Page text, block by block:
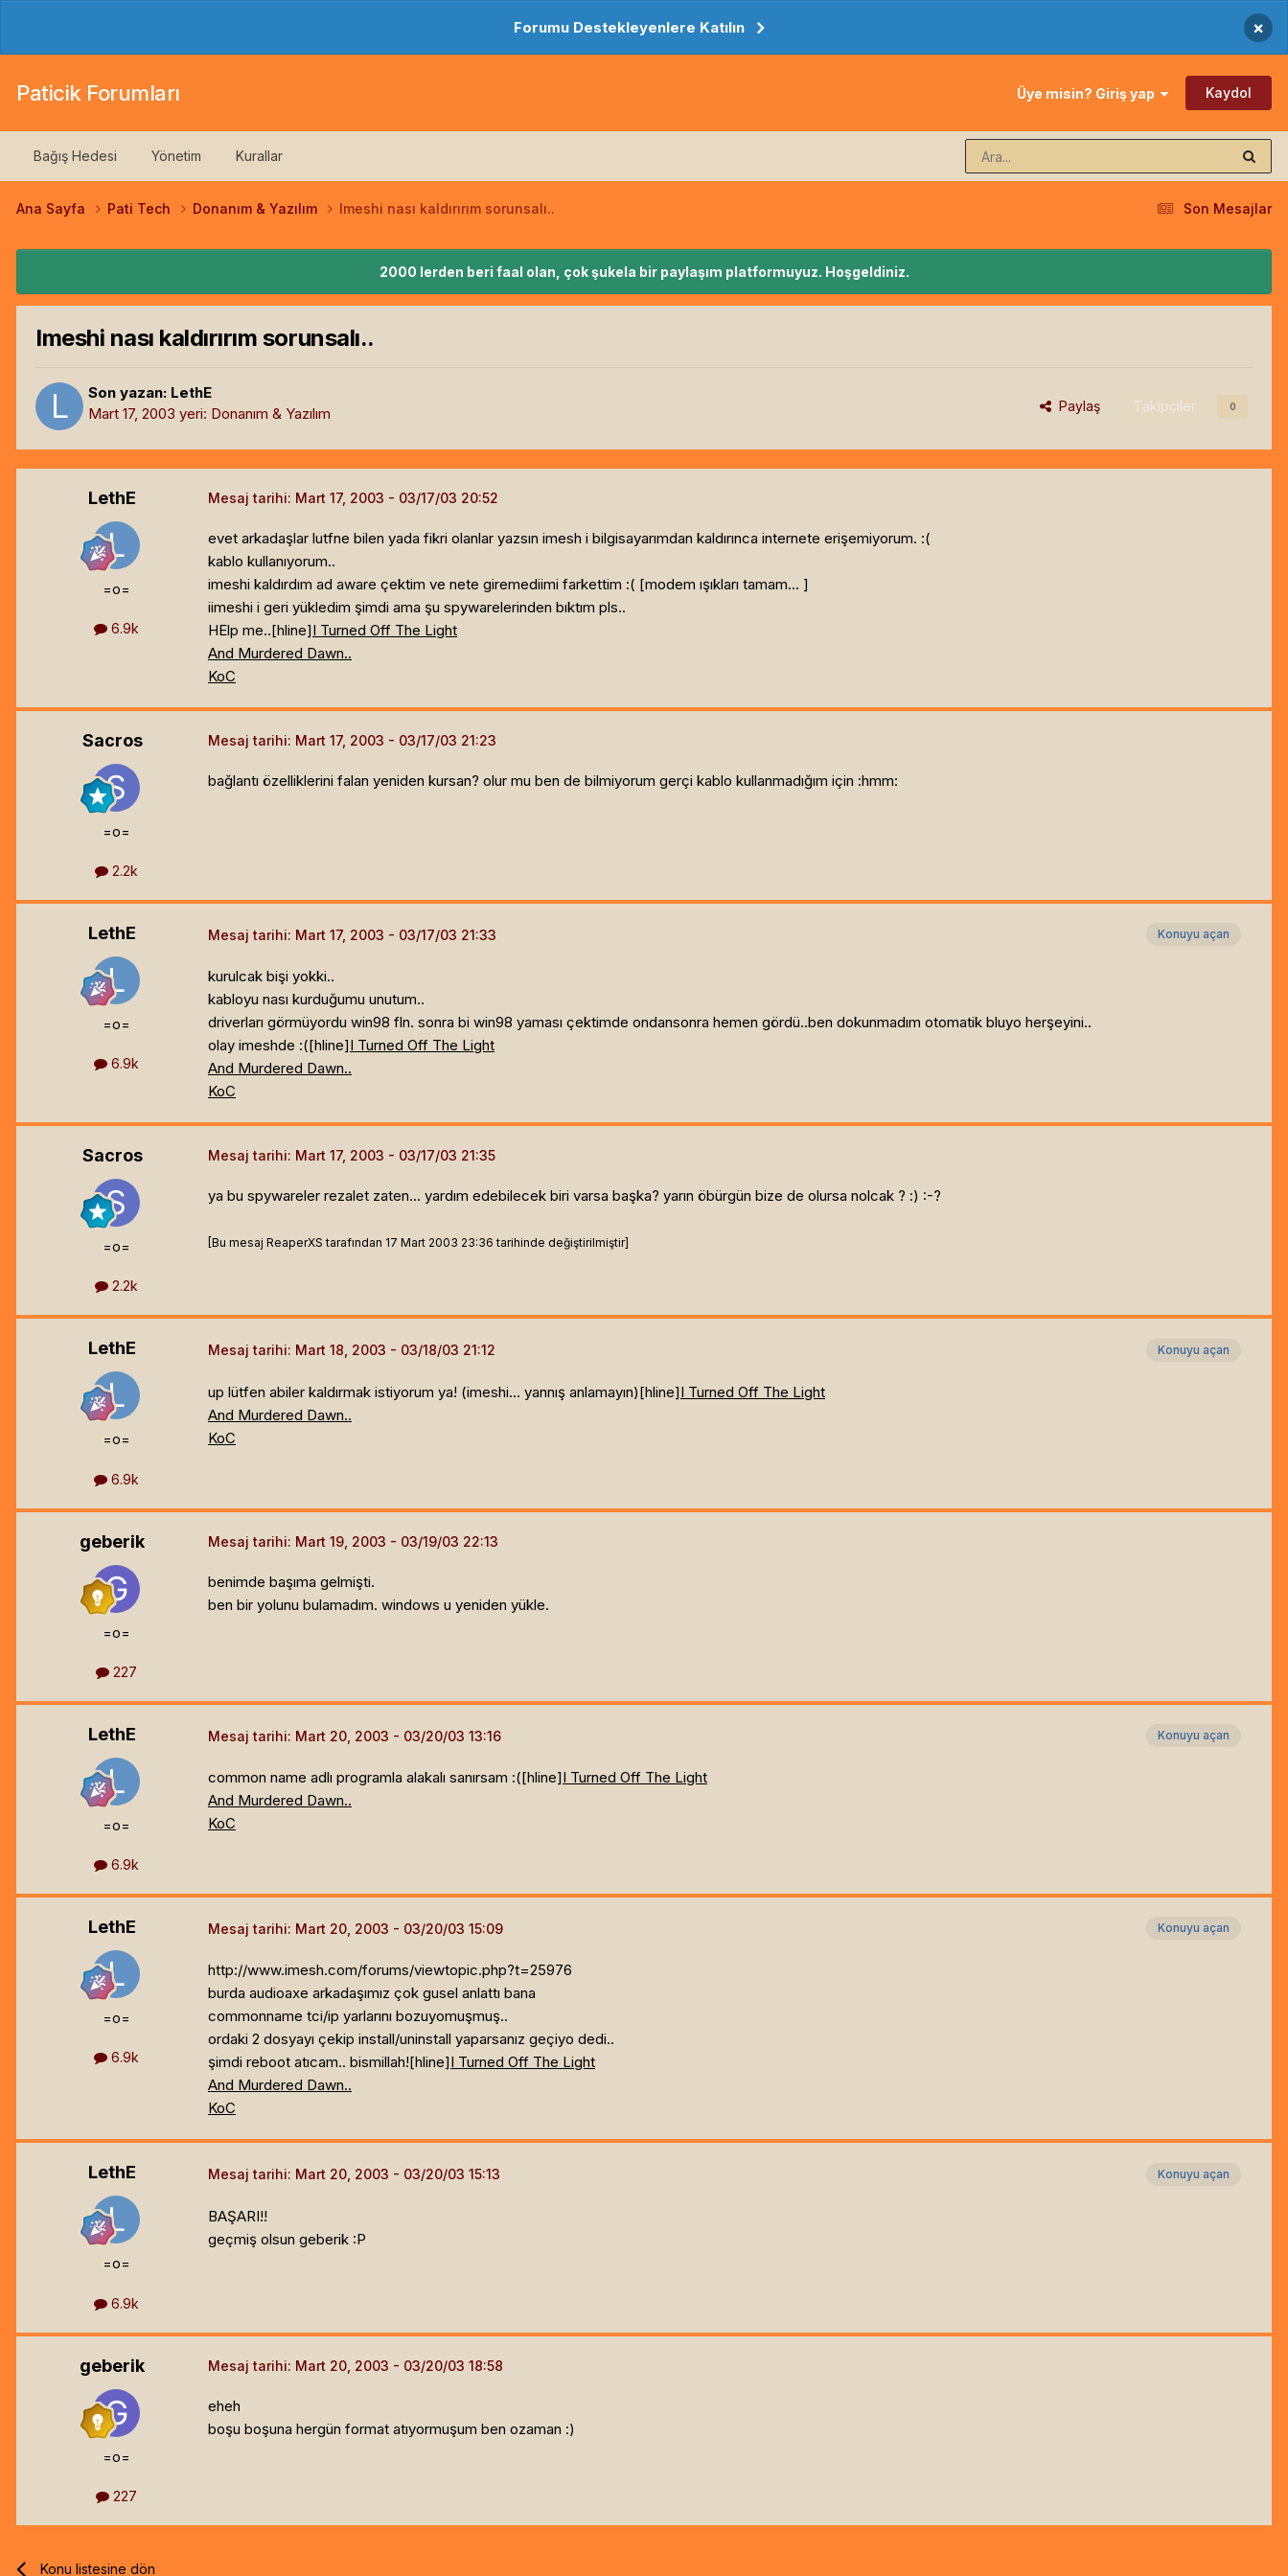
Forumu Destekleyenlere Katılın ×
Paticik Forumları Üye misin? Giriş yap Kaydol
Bağış Hedesi Yönetim Kurallar
Son Mesajlar
Ana Sayfa Pati Tech Donanım & Yazılım Imeshi nası kaldırırım sorunsalı..
2000 lerden beri faal olan, çok şukela bir paylaşım platformuyuz. Hoşgeldiniz.
Imeshi nası kaldırırım sorunsalı..
Son yazan: LethE
Mart 17, 2003 yeri: Donanım & Yazılım Paylaş Takipçiler 0
LethE
=o=
6.9k
Mesaj tarihi: Mart 17, 2003
evet arkadaşlar lutfne bilen yada fikri olanlar yazsın imesh i bilgisayarımdan kaldırınca internete erişemiyorum. :(
kablo kullanıyorum..
imeshi kaldırdım ad aware çektim ve nete giremediimi farkettim :( [modem ışıkları tamam... ]
iimeshi i geri yükledim şimdi ama şu spywarelerinden bıktım pls..
HElp me..[hline]I Turned Off The Light
And Murdered Dawn..
KoC
Sacros
=o=
2.2k
Mesaj tarihi: Mart 17, 2003
bağlantı özelliklerini falan yeniden kursan? olur mu ben de bilmiyorum gerçi kablo kullanmadığım için :hmm:
LethE
=o=
6.9k
Konuyu açan
Mesaj tarihi: Mart 17, 2003
kurulcak bişi yokki..
kabloyu nası kurduğumu unutum..
driverları görmüyordu win98 fln. sonra bi win98 yaması çektimde ondansonra hemen gördü..ben dokunmadım otomatik bluyo herşeyini..
olay imeshde :([hline]I Turned Off The Light
And Murdered Dawn..
KoC
Sacros
=o=
2.2k
Mesaj tarihi: Mart 17, 2003
ya bu spywareler rezalet zaten... yardım edebilecek biri varsa başka? yarın öbürgün bize de olursa nolcak ? :) :-?
[Bu mesaj ReaperXS tarafından 17 Mart 2003 23:36 tarihinde değiştirilmiştir]
LethE
=o=
6.9k
Konuyu açan
Mesaj tarihi: Mart 18, 2003
up lütfen abiler kaldırmak istiyorum ya! (imeshi... yannış anlamayın)[hline]I Turned Off The Light
And Murdered Dawn..
KoC
geberik
=o=
227
Mesaj tarihi: Mart 19, 2003
benimde başıma gelmişti.
ben bir yolunu bulamadım. windows u yeniden yükle.
LethE
=o=
6.9k
Konuyu açan
Mesaj tarihi: Mart 20, 2003
common name adlı programla alakalı sanırsam :([hline]I Turned Off The Light
And Murdered Dawn..
KoC
LethE
=o=
6.9k
Konuyu açan
Mesaj tarihi: Mart 20, 2003
http://www.imesh.com/forums/viewtopic.php?t=25976
burda audioaxe arkadaşımız çok gusel anlattı bana
commonname tci/ip yarlarını bozuyomuşmuş..
ordaki 2 dosyayı çekip install/uninstall yaparsanız geçiyo dedi..
şimdi reboot atıcam.. bismillah![hline]I Turned Off The Light
And Murdered Dawn..
KoC
LethE
=o=
6.9k
Konuyu açan
Mesaj tarihi: Mart 20, 2003
BAŞARI!!
geçmiş olsun geberik :P
geberik
=o=
227
Mesaj tarihi: Mart 20, 2003
eheh
boşu boşuna hergün format atıyormuşum ben ozaman :)
Konu listesine dön